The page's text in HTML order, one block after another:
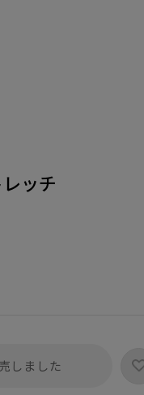
ッチ
しました